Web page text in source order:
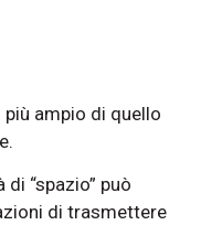
ampio di quello
“spazio” può
di trasmettere